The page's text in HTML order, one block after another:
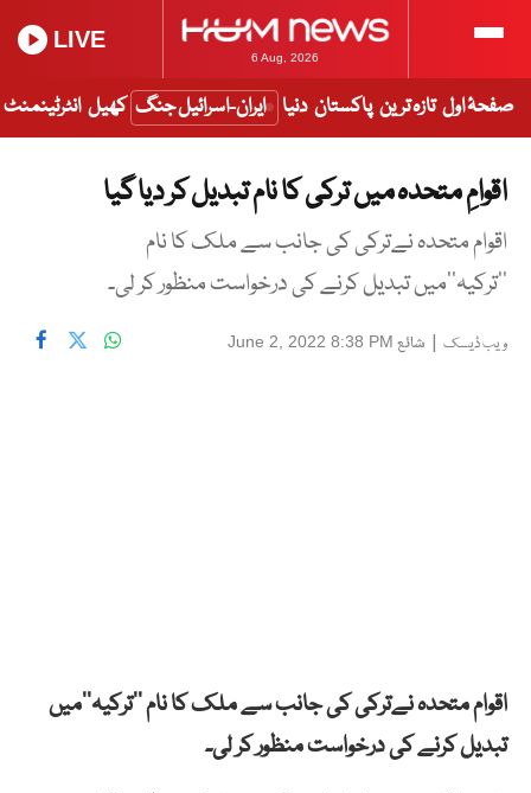
6 Aug, 2026
LIVE
صفحۂ اول تازہ ترین پاکستان دنیا ایران-اسرائیل جنگ کھیل انٹرٹینمنٹ
اقوامِ متحدہ میں ترکی کا نام تبدیل کر دیا گیا
اقوام متحدہ نےترکی کی جانب سے ملک کا نام
’’ترکیہ‘‘میں تبدیل کرنے کی درخواست منظور کر لی۔
ویب ڈیسک | شائع June 2, 2022 8:38 PM
اقوام متحدہ نےترکی کی جانب سے ملک کا نام ’’ترکیہ‘‘میں
تبدیل کرنے کی درخواست منظور کر لی۔